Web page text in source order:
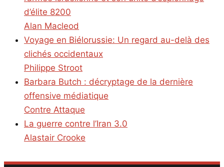
d’élite 8200
Alan Macleod
Voyage en Biélorussie: Un regard au-delà des
clichés occidentaux
Philippe Stroot
Barbara Butch : décryptage de la dernière
offensive médiatique
Contre Attaque
La guerre contre l’Iran 3.0
Alastair Crooke